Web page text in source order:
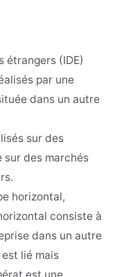
étrangers (IDE)
par une
dans un autre
sur des
sur des marchés
horizontal,
consiste à
dans un autre
lié mais